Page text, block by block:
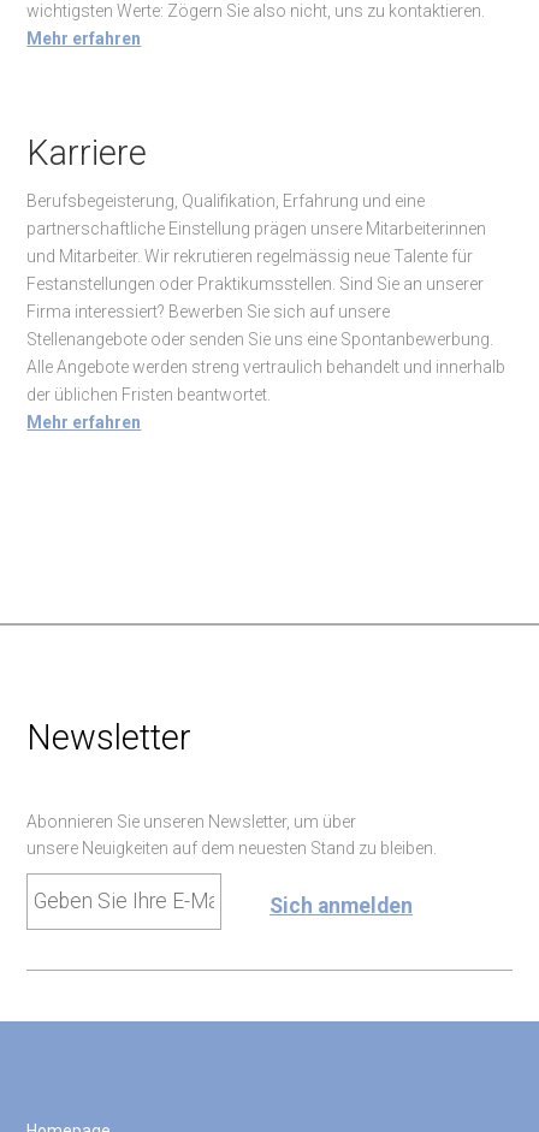
wichtigsten Werte: Zögern Sie also nicht, uns zu kontaktieren.
Mehr erfahren
Karriere
Berufsbegeisterung, Qualifikation, Erfahrung und eine
partnerschaftliche Einstellung prägen unsere Mitarbeiterinnen
und Mitarbeiter. Wir rekrutieren regelmässig neue Talente für
Festanstellungen oder Praktikumsstellen. Sind Sie an unserer
Firma interessiert? Bewerben Sie sich auf unsere
Stellenangebote oder senden Sie uns eine Spontanbewerbung.
Alle Angebote werden streng vertraulich behandelt und innerhalb
der üblichen Fristen beantwortet.
Mehr erfahren
Newsletter
Abonnieren Sie unseren Newsletter, um über
unsere Neuigkeiten auf dem neuesten Stand zu bleiben.
email